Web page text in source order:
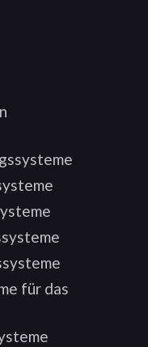
für das